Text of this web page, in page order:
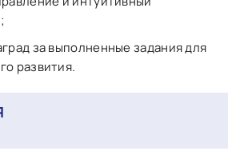
за выполненные задания для
развития.